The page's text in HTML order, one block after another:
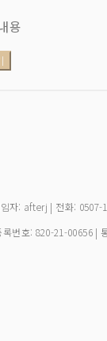
용
자: afterj | 전화:
번호: 820-21-00656|